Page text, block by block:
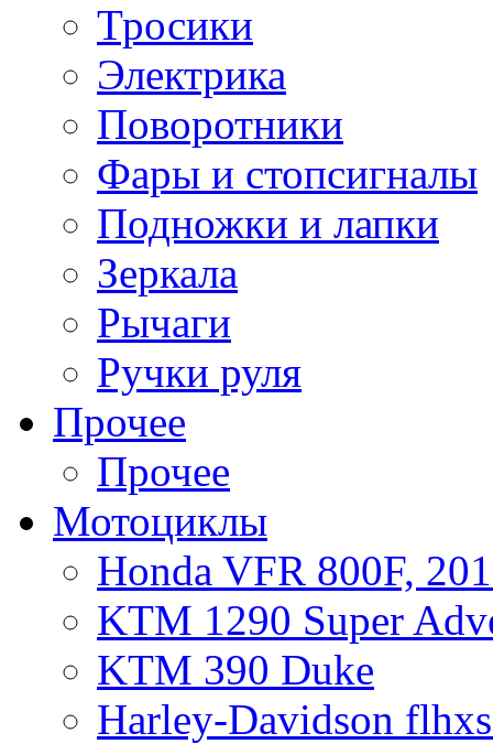
Тросики
Электрика
Поворотники
Фары и стопсигналы
Подножки и лапки
Зеркала
Рычаги
Ручки руля
Прочее
Прочее
Мотоциклы
Honda VFR 800F,
KTM 1290 Super
KTM 390 Duke
Harley-Davidson